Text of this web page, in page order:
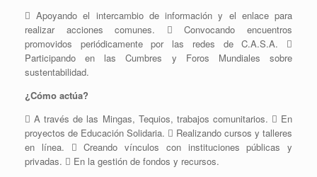
 Apoyando el intercambio de información y el enlace para
realizar acciones comunes.  Convocando encuentros
promovidos periódicamente por las redes de C.A.S.A. 
Participando en las Cumbres y Foros Mundiales sobre
sustentabilidad.
¿Cómo actúa?
 A través de las Mingas, Tequios, trabajos comunitarios.  En
proyectos de Educación Solidaria.  Realizando cursos y talleres
en línea.  Creando vínculos con instituciones públicas y
privadas.  En la gestión de fondos y recursos.